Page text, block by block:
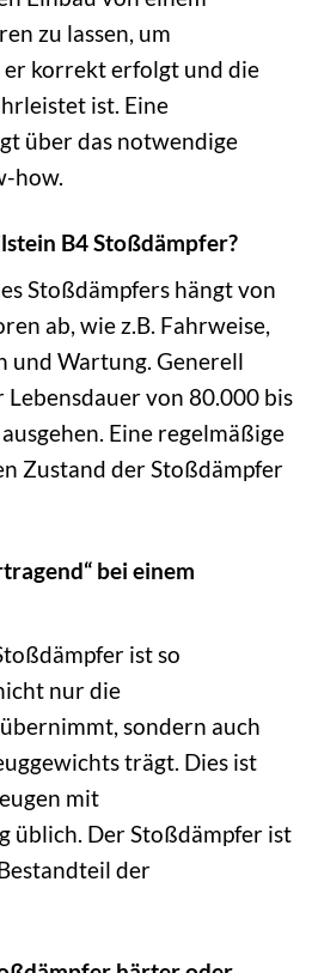
zu lassen, um
er korrekt erfolgt und die
ist. Eine
über das notwendige
how.
B4 Stoßdämpfer?
Stoßdämpfers hängt von
ab, wie z.B. Fahrweise,
und Wartung. Generell
Lebensdauer von 80.000 bis
Eine regelmäßige
Zustand der Stoßdämpfer
bei einem
ist so
nur die
sondern auch
trägt. Dies ist
mit
üblich. Der Stoßdämpfer ist
der